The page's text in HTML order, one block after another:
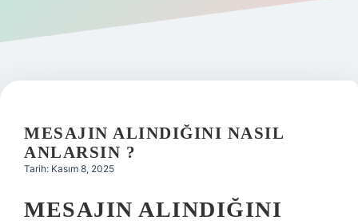
Gizlilik Politikası
Yasal Uyarı
MESAJIN ALINDIĞINI NASIL
ANLARSIN ?
Tarih: Kasım 8, 2025
MESAJIN ALINDIĞINI